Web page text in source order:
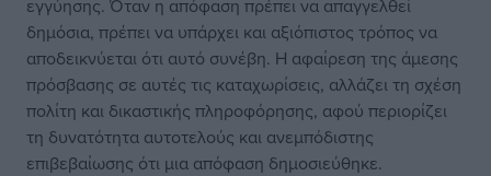
εγγύησης. Όταν η απόφαση πρέπει να απαγγελθεί
δημόσια, πρέπει να υπάρχει και αξιόπιστος τρόπος να
αποδεικνύεται ότι αυτό συνέβη. Η αφαίρεση της άμεσης
πρόσβασης σε αυτές τις καταχωρίσεις, αλλάζει τη σχέση
πολίτη και δικαστικής πληροφόρησης, αφού περιορίζει
τη δυνατότητα αυτοτελούς και ανεμπόδιστης
επιβεβαίωσης ότι μια απόφαση δημοσιεύθηκε.